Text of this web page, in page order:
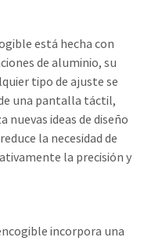
está hecha con
de aluminio, su
tipo de ajuste se
una pantalla táctil,
ideas de diseño
la necesidad de
la precisión y
incorpora una